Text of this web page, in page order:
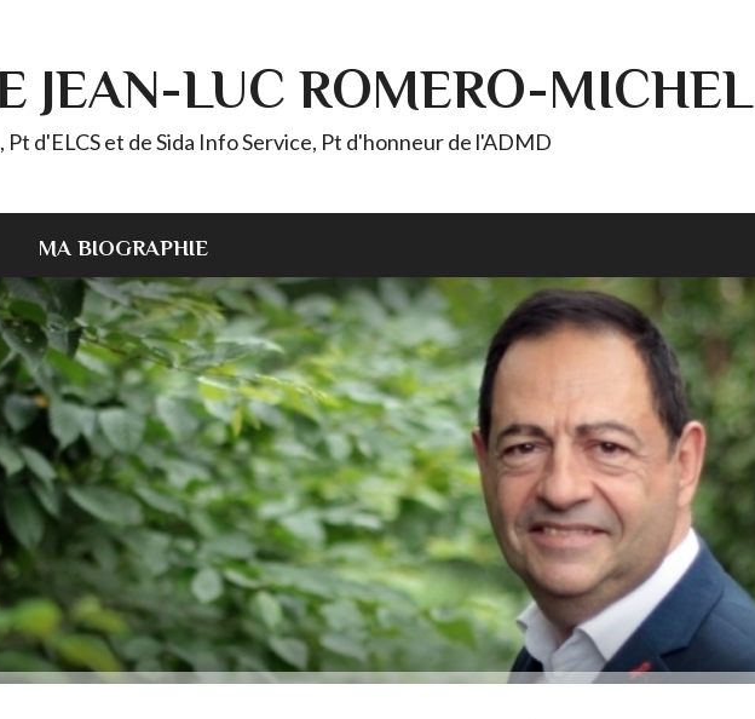
JEAN-LUC ROMERO-MICHEL
d'ELCS et de Sida Info Service, Pt d'honneur de l'ADMD
MA BIOGRAPHIE